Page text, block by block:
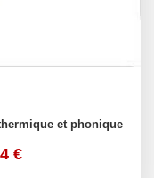
et phonique
€